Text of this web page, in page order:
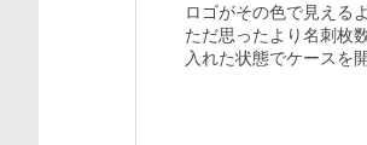
ロゴがその色で見える
ただ思ったより名刺枚
入れた状態でケースを